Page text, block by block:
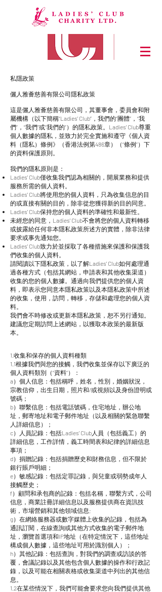
私隱政策
儷人雅薈慈善有限公司隱私政策
這是儷人雅薈慈善有限公司，其董事會，委員會和附
屬機構（以下簡稱“Ladies' Club”，我們的“團體”，“我
們”，“我們”或“我們的”）的隱私政策。Ladies' Club尊重
個人數據的隱私，並致力於完全實施和遵守《個人資
料（隱私）條例》（香港法例第486章）（“條例”）下
的資料保護原則。
我們的隱私原則是：
Ladies' Club僅收集我們認為相關的，開展業務和提供
服務所需的個人資料。
Ladies' Club將使用您的個人資料，只為收集信息的目
的或直接有關的目的，除非從您獲得新的目的同意。
Ladies' Club保持您的個人資料的準確性和最新性。
未經您的同意，Ladies' Club不會將您的個人資料轉移
或披露給任何非本隱私政策所述方的實體，除非法律
要求或事先通知您。
Ladies' Club致力於並採取了各種措施來保護和保護我
們收集的個人資料。
請閱讀以下隱私政策，以了解Ladies' Club如何處理通
過各種方式（包括其網站，申請表和其他收集渠道）
收集的您的個人數據。通過向我們提供您的個人資
料，即表示您同意本隱私政策以及本隱私政策中所述
的收集，使用，訪問，轉移，存儲和處理您的個人資
料。
我們會不時修改或更新本隱私政策，恕不另行通知。
建議您定期訪問上述網站，以獲取本政策的最新版
本。
1.收集和保存的個人資料種類
1.1根據我們與您的接觸，我們收集並保存以下廣泛的
個人資料類別（“資料”）：
a）個人信息：包括稱呼，姓名，性別，婚姻狀況，
宗教信仰，出生日期，照片和/或視頻以及身份證明或
號碼；
b）聯繫信息：包括電話號碼，住宅地址，辦公地
址，郵寄地址和電子郵件地址（以及相關的緊急聯繫
人詳細信息）；
c）人員記錄：包括Ladies' Club人員（包括義工）的
詳細信息，工作詳情，義工時間表和紀律的詳細信息
事項；
d）捐贈記錄：包括捐贈歷史和財務信息，但不限於
銀行賬戶明細；
e）敏感記錄：包括定罪記錄，與兒童或弱勢成年人
接觸歷史；
f）顧問和承包商的記錄：包括名稱，聯繫方式，公司
信息，商業註冊詳細信息以及服務提供商在資訊技
術，市場營銷和其他領域信息;
g）在網絡服務器或數字媒體上收集的記錄，包括為
通訊訂閱，在線查詢或其他方式收集的電子郵件地
址，瀏覽首選項和IP地址（在特定情況下，這些地址
構成個人數據，這些地址可用於識別個人）；
h）其他記錄：包括查詢，對我們的調查或訪談的答
覆，會議記錄以及其他包含個人數據的操作和行政記
錄，以及可能在相關表格或收集渠道中列出的其他信
息。
1.2在某些情況下，我們可能會要求您向我們提供其他